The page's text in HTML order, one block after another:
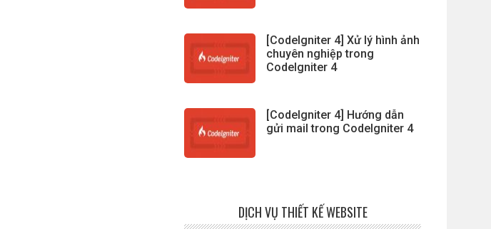
[CodeIgniter 4] Xử lý hình ảnh
chuyên nghiệp trong
CodeIgniter 4
[CodeIgniter 4] Hướng dẫn
gửi mail trong CodeIgniter 4
DỊCH VỤ THIẾT KẾ WEBSITE